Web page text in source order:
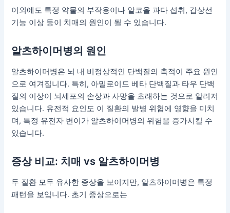
이외에도 특정 약물의 부작용이나 알코올 과다 섭취, 갑상선
기능 이상 등이 치매의 원인이 될 수 있습니다.
알츠하이머병의 원인
알츠하이머병은 뇌 내 비정상적인 단백질의 축적이 주요 원인
으로 여겨집니다. 특히, 아밀로이드 베타 단백질과 타우 단백
질의 이상이 뇌세포의 손상과 사망을 초래하는 것으로 알려져
있습니다. 유전적 요인도 이 질환의 발병 위험에 영향을 미치
며, 특정 유전자 변이가 알츠하이머병의 위험을 증가시킬 수
있습니다.
증상 비교: 치매 vs 알츠하이머병
두 질환 모두 유사한 증상을 보이지만, 알츠하이머병은 특정
패턴을 보입니다. 초기 증상으로는